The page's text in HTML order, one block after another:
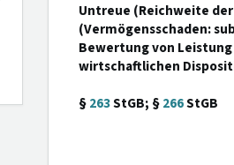
Untreue (Reichweite
(Vermögensschaden:
Bewertung von
wirtschaftlichen
§263StGB; §266StGB